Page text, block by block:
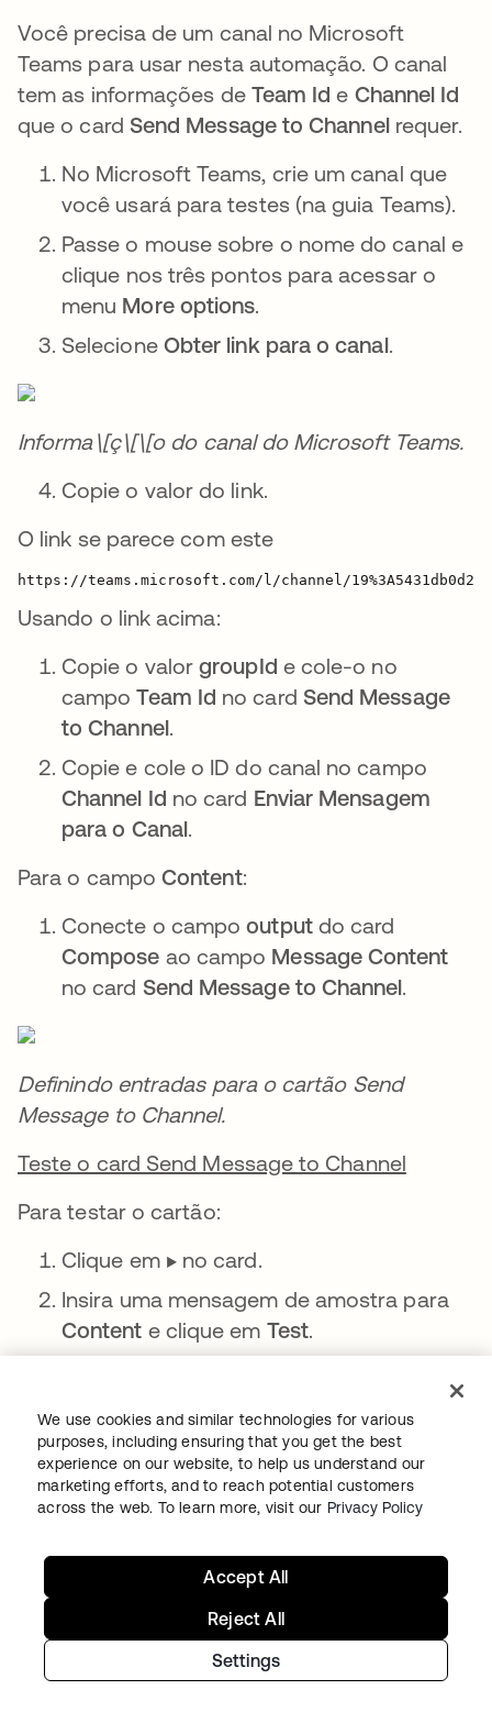
Você precisa de um canal no Microsoft
Teams para usar nesta automação. O canal
tem as informações de Team Id e Channel Id
que o card Send Message to Channelrequer.
No Microsoft Teams, crie um canal que
você usará para testes (na guia Teams).
Passe o mouse sobre o nome do canal e
clique nos três pontos para acessar o
menu More options.
Selecione Obter link para o canal.
Informa\[ç\[\[o do canal do Microsoft Teams.
Copie o valor do link.
O link se parece com este
https://teams.microsoft.com/l/channel/
Usando o link acima:
Copie o valorgroupId e cole-o no
campoTeam Id no card Send Message
to Channel.
Copie e cole o ID do canal no campo
Channel Id no card Enviar Mensagem
para o Canal.
Para o campoContent:
Conecte o campooutputdo card
Compose ao campo Message Content
no card Send Message to Channel.
Definindo entradas para o cartão Send
Message to Channel.
Teste o card Send Message to Channel
Para testar o cartão:
Clique em ▶️ no card.
Insira uma mensagem de amostra para
Content e clique em Test.
Na seção a seguir, você testará o fluxo.
Teste o fluxo
Verifique se o fluxo está ativado.
Okta Admin
We use cookies and similar technologies for various
purposes, including ensuring that you get the best
experience on our website, to help us understand our
marketing efforts, and to reach potential customers
across the web. To learn more, visit our Privacy Policy
Settings
Reject All
Accept All